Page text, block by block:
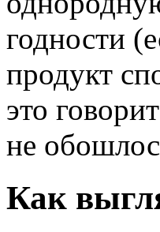
годности
продукт
это
не
Как